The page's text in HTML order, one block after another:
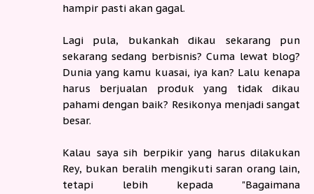
hampir pasti akan gagal.
Lagi pula, bukankah dikau sekarang pun
sekarang sedang berbisnis? Cuma lewat blog?
Dunia yang kamu kuasai, iya kan? Lalu kenapa
harus berjualan produk yang tidak dikau
pahami dengan baik? Resikonya menjadi sangat
besar.
Kalau saya sih berpikir yang harus dilakukan
Rey, bukan beralih mengikuti saran orang lain,
tetapi lebih kepada "Bagaimana